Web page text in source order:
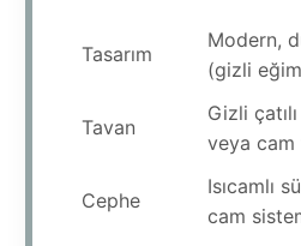
Tasarım
Modern,
(gizli
Tavan
Gizli
veya cam
Cephe
Isıcamlı
cam